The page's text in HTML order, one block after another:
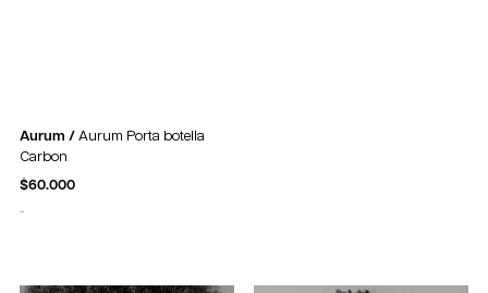
Aurum / Aurum Porta botella
Carbon
$60.000
-